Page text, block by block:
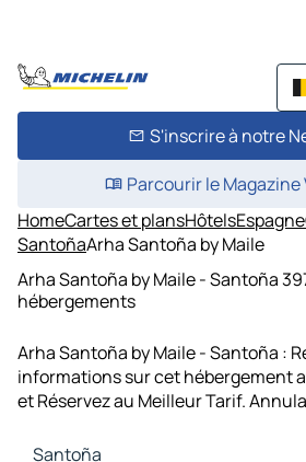
S'inscrire à notre
Parcourir le
HomeCartes et plansHôtelsEspagne
SantoñaArha Santoña by Maile
Arha Santoña by Maile - Santoña
hébergements
Arha Santoña by Maile - Santoña :
informations sur cet hébergement
et Réservez au Meilleur Tarif.
Santoña